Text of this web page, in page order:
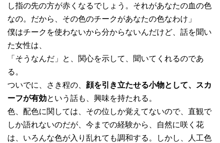
し指の先の方が赤くなるでしょう。それがあなたの血の色
なの。だから、その色のチークがあなたの色なわけ」
僕はチークを使わないから分からないんだけど、話を聞い
た女性は、
「そうなんだ」と、関心を示して、聞いてくれるのであ
る。
ついでに、さき程の、 顔を引き立たせる小物として、スカ
ーフが有効という話も、興味を持たれる。
色、配色に関しては、その位しか覚えてないので、直観で
しか語れないのだが、今までの経験から、自然に咲く花
は、いろんな色が入り乱れても調和する。しかし、人工色